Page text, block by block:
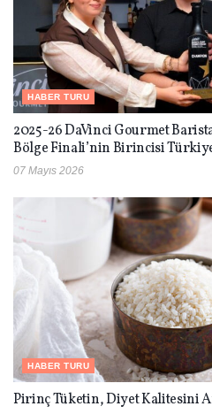
HABER TURU
2025-26 DaVinci Gourmet
Bölge Finali’nin Birincisi
07 Mayıs 2026
HABER TURU
Pirinç Tüketin, Diyet Kalitesini